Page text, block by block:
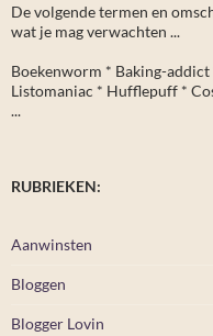
De volgende termen en
wat je mag verwachten ...
Boekenworm * Baking-
Listomaniac * Hufflepuff *
...
RUBRIEKEN:
Aanwinsten
Bloggen
Blogger Lovin